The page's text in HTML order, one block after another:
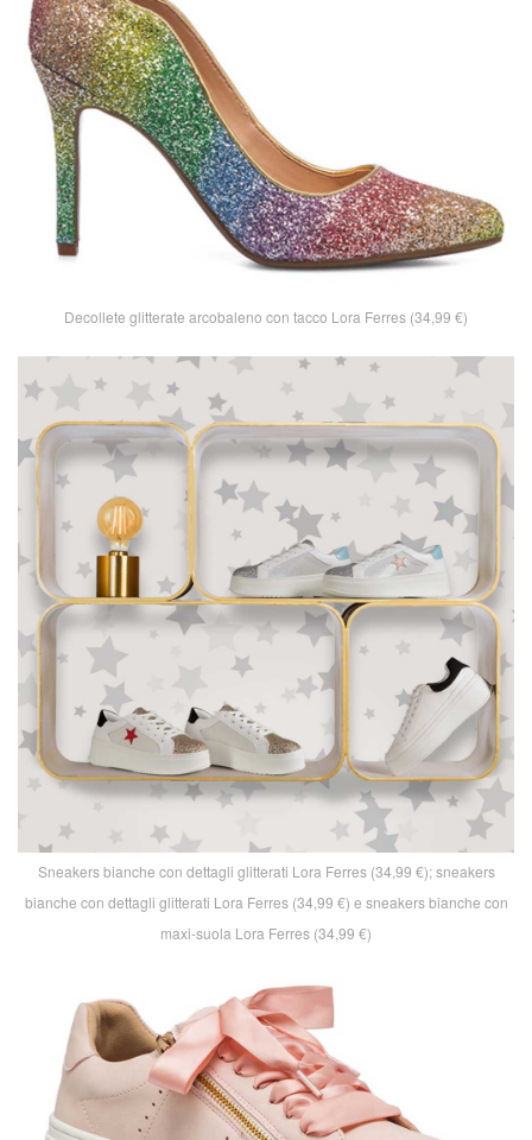
Decollete glitterate arcobaleno con tacco Lora Ferres (34,99 €)
Sneakers bianche con dettagli glitterati Lora Ferres (34,99 €); sneakers
bianche con dettagli glitterati Lora Ferres (34,99 €) e sneakers bianche con
maxi-suola Lora Ferres (34,99 €)